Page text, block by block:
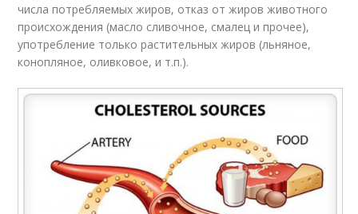
числа потребляемых жиров, отказ от жиров животного
происхождения (масло сливочное, смалец и прочее),
употребление только растительных жиров (льняное,
конопляное, оливковое, и т.п.).